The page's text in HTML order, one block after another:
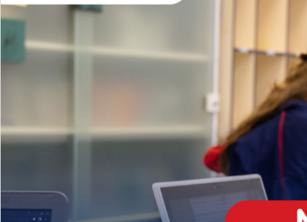
EDUCAÇÃO INFANTIL
Inglês todos os dias
MÉDIO
igh School
Dupla Diplomação